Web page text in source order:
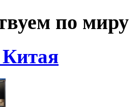
по миру